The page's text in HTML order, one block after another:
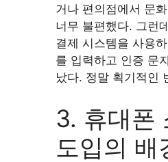
거나 편의점에서 문
너무 불편했다. 그런
결제 시스템을 사용
를 입력하고 인증 문
났다. 정말 획기적인
3. 휴대폰
도입의 배